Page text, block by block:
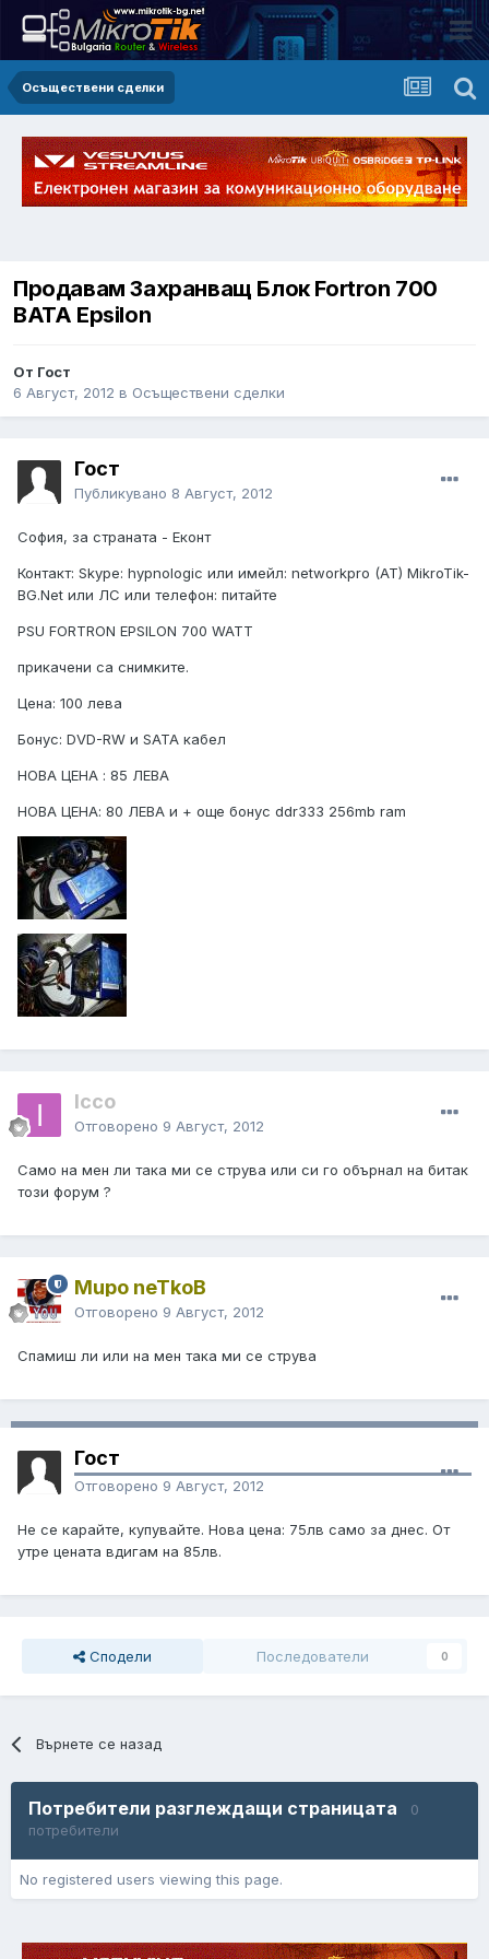
Осъществени сделки
Продавам Захранващ Блок Fortron 700
ВАТА Epsilon
От Гост
6 Август, 2012 в Осъществени сделки
Гост
Публикувано 8 Август, 2012
София, за страната - Еконт
Контакт: Skype: hypnologic или имейл: networkpro (AT) MikroTik-
BG.Net или ЛС или телефон: питайте
PSU FORTRON EPSILON 700 WATT
прикачени са снимките.
Цена: 100 лева
Бонус: DVD-RW и SATA кабел
НОВА ЦЕНА : 85 ЛЕВА
НОВА ЦЕНА: 80 ЛЕВА и + още бонус ddr333 256mb ram
Icco
Отговорено 9 Август, 2012
Само на мен ли така ми се струва или си го обърнал на битак
този форум ?
Mupo neTkoB
Отговорено 9 Август, 2012
Спамиш ли или на мен така ми се струва
Гост
Отговорено 9 Август, 2012
Не се карайте, купувайте. Нова цена: 75лв само за днес. От
утре цената вдигам на 85лв.
Сподели Последователи 0
Върнете се назад
Потребители разглеждащи страницата
0
потребители
No registered users viewing this page.